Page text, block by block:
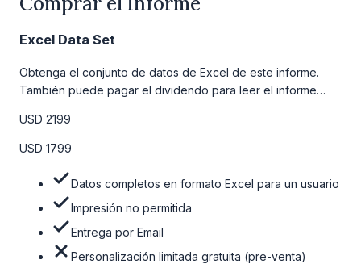
Excel Data Set
Obtenga el conjunto de datos de Excel de este informe.
También puede pagar el dividendo para leer el informe
la tabla de precios a continuación.
USD 2199
USD 1799
Datos completos en formato Excel para un usuario
Impresión no permitida
Entrega por Email
Personalización limitada gratuita (pre-venta)